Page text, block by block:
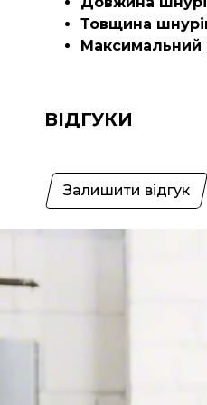
Товщина
Максимальний
ВІДГУКИ
Залишити відгук